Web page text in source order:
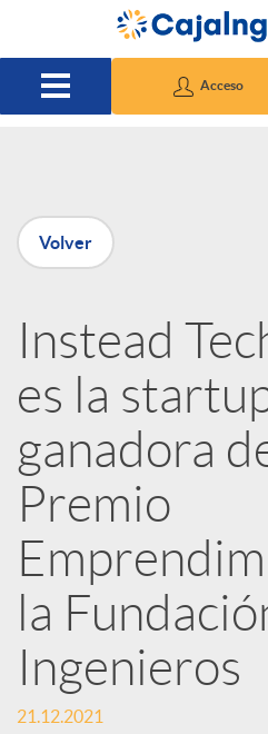
Saltar al contenido principal
Acceso
P
u
b
l
i
c
a
d
Volver
Instead
es la
ganadora
Premio
la
Ingenieros
21.12.2021